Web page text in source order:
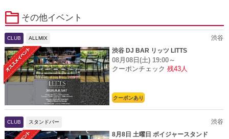
その他イベント
CLUB ALLMIX
渋谷
渋谷 DJ BAR リッツ LITTS
08月08日(土) 19:00～
クーポンチェック 残43人
クーポンあり
CLUB スタンドバー
渋谷
8月8日 土曜日 ボイジャースタンド